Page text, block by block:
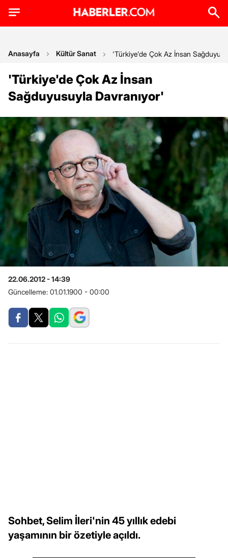
Anasayfa Kültür Sanat 'Türkiye'de Çok Az İnsan
'Türkiye'de Çok Az İnsan
Sağduyusuyla Davranıyor'
22.06.2012 - 14:39
Güncelleme: 01.01.1900 - 00:00
Sohbet, Selim İleri'nin 45 yıllık edebi
yaşamının bir özetiyle açıldı.